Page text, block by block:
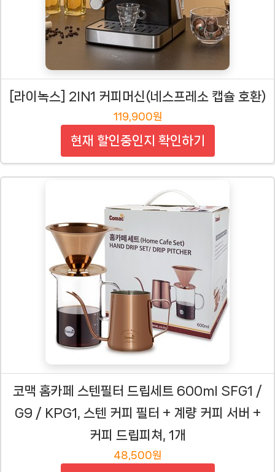
[라이녹스] 2IN1 커피머신(네스프레소 캡슐 호환)
119,900원
현재 할인중인지 확인하기
코맥 홈카페 스텐필터 드립세트 600ml SFG1 /
G9 / KPG1, 스텐 커피 필터 + 계량 커피 서버 +
커피 드립피쳐, 1개
48,500원